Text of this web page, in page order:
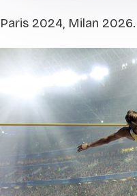
Paris 2024, Milan